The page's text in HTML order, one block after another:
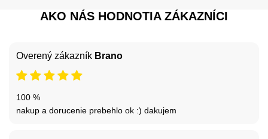
AKO NÁS HODNOTIA ZÁKAZNÍCI
Overený zákazník Brano
100 %
nakup a dorucenie prebehlo ok :) dakujem